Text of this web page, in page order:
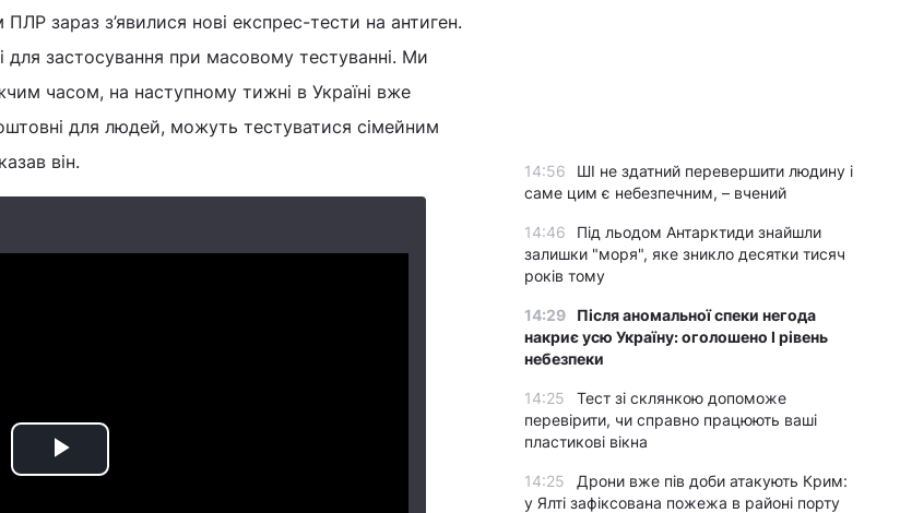
зараз з’явилися нові експрес-тести на антиген.
для застосування при масовому тестуванні. Ми
часом, на наступному тижні в Україні вже
для людей, можуть тестуватися сімейним
він.
Play
14:56
ШІ не здатний перевершити людину і
саме цим є небезпечним, – вчений
14:46
Під льодом Антарктиди знайшли
залишки "моря", яке зникло десятки тисяч
років тому
14:29
Після аномальної спеки негода
накриє усю Україну: оголошено І рівень
небезпеки
14:25
Тест зі склянкою допоможе
перевірити, чи справно працюють ваші
пластикові вікна
14:25
Дрони вже пів доби атакують Крим:
у Ялті зафіксована пожежа в районі порту